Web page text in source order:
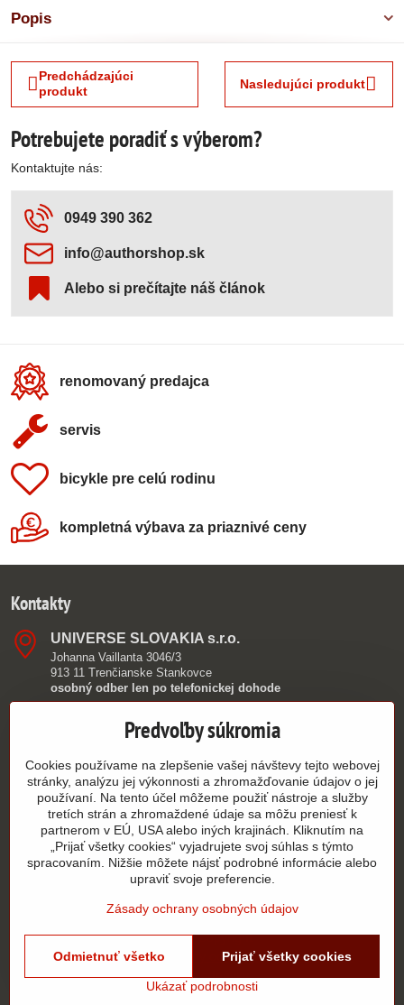
Popis
Predchádzajúci
produkt
Nasledujúci produkt
Potrebujete poradiť s výberom?
Kontaktujte nás:
0949 390 362
info​@authorshop​.sk
Alebo si prečítajte náš článok
renomovaný predajca
servis
bicykle pre celú rodinu
kompletná výbava za priaznivé ceny
Kontakty
UNIVERSE SLOVAKIA s​.r​.o​.
Johanna Vaillanta 3046/3
913 11 Trenčianske Stankovce
osobný odber len po telefonickej dohode
0949 390 362
info​@authorshop​.sk
9:00 - 15:00
PO - PIA
Všetko k nákupu
©2026Copyright
Predvoľby súkromiaZásady ochrany osobných údajov
Stav objednávky
Vytvorené pomocou:BiznisWeb.sk
Predvoľby súkromia
Cookies používame na zlepšenie vašej návštevy tejto webovej
stránky, analýzu jej výkonnosti a zhromažďovanie údajov o jej
používaní. Na tento účel môžeme použiť nástroje a služby
tretích strán a zhromaždené údaje sa môžu preniesť k
partnerom v EÚ, USA alebo iných krajinách. Kliknutím na
„Prijať všetky cookies“ vyjadrujete svoj súhlas s týmto
spracovaním. Nižšie môžete nájsť podrobné informácie alebo
upraviť svoje preferencie.
Zásady ochrany osobných údajov
Ukázať podrobnosti
Prijať všetky cookies
Odmietnuť všetko